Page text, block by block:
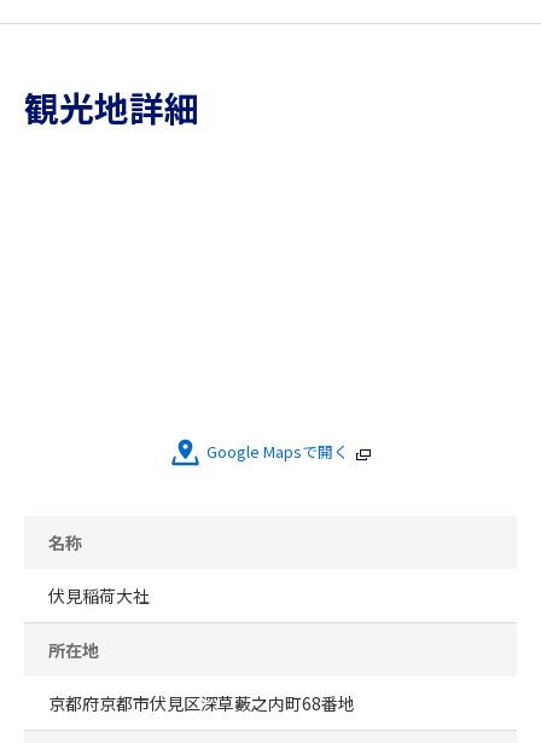
観光地詳細
Google Mapsで開く
名称
伏見稲荷大社
所在地
京都府京都市伏見区深草藪之内町68番地